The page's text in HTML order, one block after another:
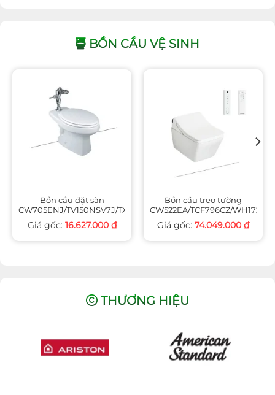
BỒN CẦU VỆ SINH
Bồn cầu đặt sàn
CW705ENJ/TV150NSV7J/TX802CV1/T53P100VR/T53RV1/TC393VS
16.627.000 ₫
Bồn cầu treo tường
CW522EA/TCF796CZ/WH172AT/
74.049.000 ₫
THƯƠNG HIỆU